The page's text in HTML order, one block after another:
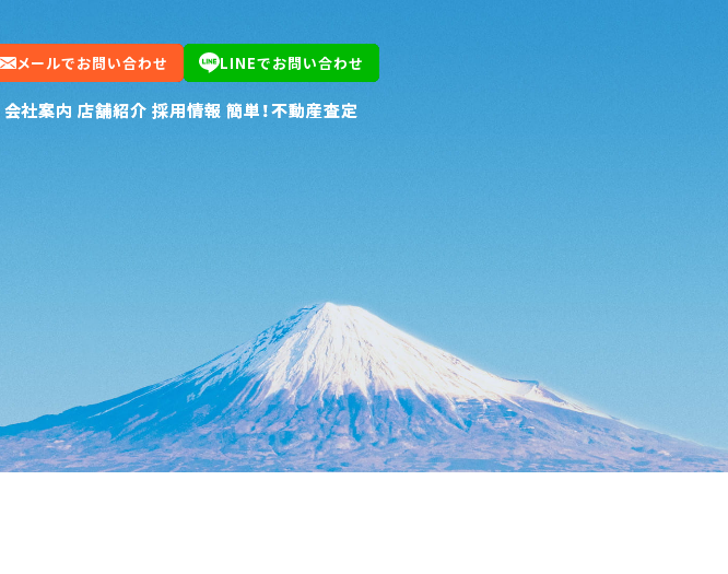
メールでお問い合わせ LINEでお問い合わせ
会社案内 店舗紹介 採用情報 簡単！不動産査定
メールでお問い合わせ LINEでお問い合わせ
会社案内 店舗紹介 採用情報 簡単！不動産査定